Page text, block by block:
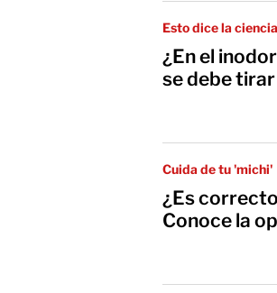
Esto dice la ciencia
¿En el
se debe
Cuida de tu 'michi'
¿Es
Conoce la